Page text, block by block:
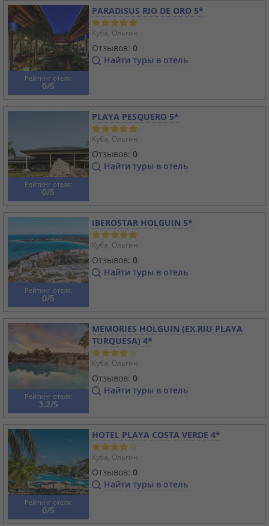
Рейтинг отеля:
0/5
PARADISUS RIO DE ORO 5*
Куба, Ольгин
Отзывов: 0
Найти туры в отель
Рейтинг отеля:
0/5
PLAYA PESQUERO 5*
Куба, Ольгин
Отзывов: 0
Найти туры в отель
Рейтинг отеля:
0/5
IBEROSTAR HOLGUIN 5*
Куба, Ольгин
Отзывов: 0
Найти туры в отель
Рейтинг отеля:
3.2/5
MEMORIES HOLGUIN (EX.RIU PLAYA
TURQUESA) 4*
Куба, Ольгин
Отзывов: 0
Найти туры в отель
Рейтинг отеля:
0/5
HOTEL PLAYA COSTA VERDE 4*
Куба, Ольгин
Отзывов: 0
Найти туры в отель